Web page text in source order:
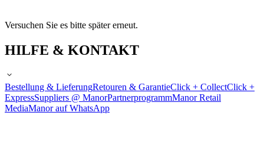
Versuchen Sie es bitte später erneut.
HILFE & KONTAKT
Bestellung & LieferungRetouren & GarantieClick + CollectClick +
ExpressSuppliers @ ManorPartnerprogrammManor Retail
MediaManor auf WhatsApp